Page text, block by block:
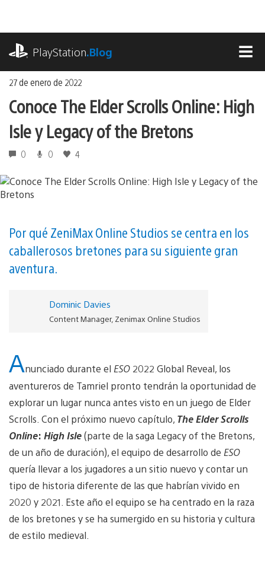
contenido
PlayStation.Blog
27 de enero de 2022
Conoce The Elder Scrolls Online: High
Isle y Legacy of the Bretons
0 0 4
Por qué ZeniMax Online Studios se centra en los
caballerosos bretones para su siguiente gran
aventura.
Dominic Davies
Content Manager, Zenimax Online Studios
Anunciado durante el ESO 2022 Global Reveal, los
aventureros de Tamriel pronto tendrán la oportunidad de
explorar un lugar nunca antes visto en un juego de Elder
Scrolls. Con el próximo nuevo capítulo, TheElder Scrolls
Online: High Isle(parte de la saga Legacy of the Bretons,
de un año de duración), el equipo de desarrollo de ESO
quería llevar a los jugadores a un sitio nuevo y contar un
tipo de historia diferente de las que habrían vivido en
2020 y 2021. Este año el equipo se ha centrado en la raza
de los bretones y se ha sumergido en su historia y cultura
de estilo medieval.